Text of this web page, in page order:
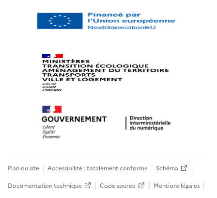
Plan du site Accessibilité : totalement conforme
Schéma
Documentation technique
Code source
Mentions légales